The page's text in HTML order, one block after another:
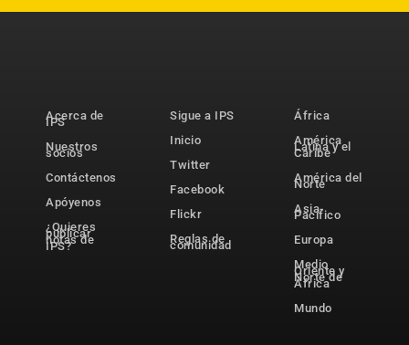
Acerca de
IPS
Nuestros
socios
Contáctenos
Apóyenos
¿Quieres
publicar
notas de
IPS?
Sigue a IPS
Inicio
Twitter
Facebook
Flickr
Reglas de
comunidad
África
América
Latina y el
Caribe
América del
Norte
Asia-
Pacífico
Europa
Medio
Oriente y
Norte de
África
Mundo